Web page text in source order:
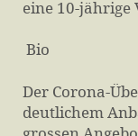
eine 10-
Bio
Der Corona-
deutlichem